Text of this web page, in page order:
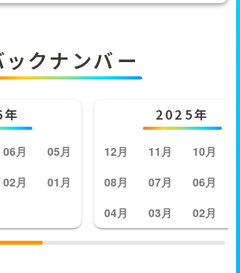
ックナンバー
06月
05月
02月 01月
2025年
12月 11月 10月
08月
07月 06月
04月
03月 02月